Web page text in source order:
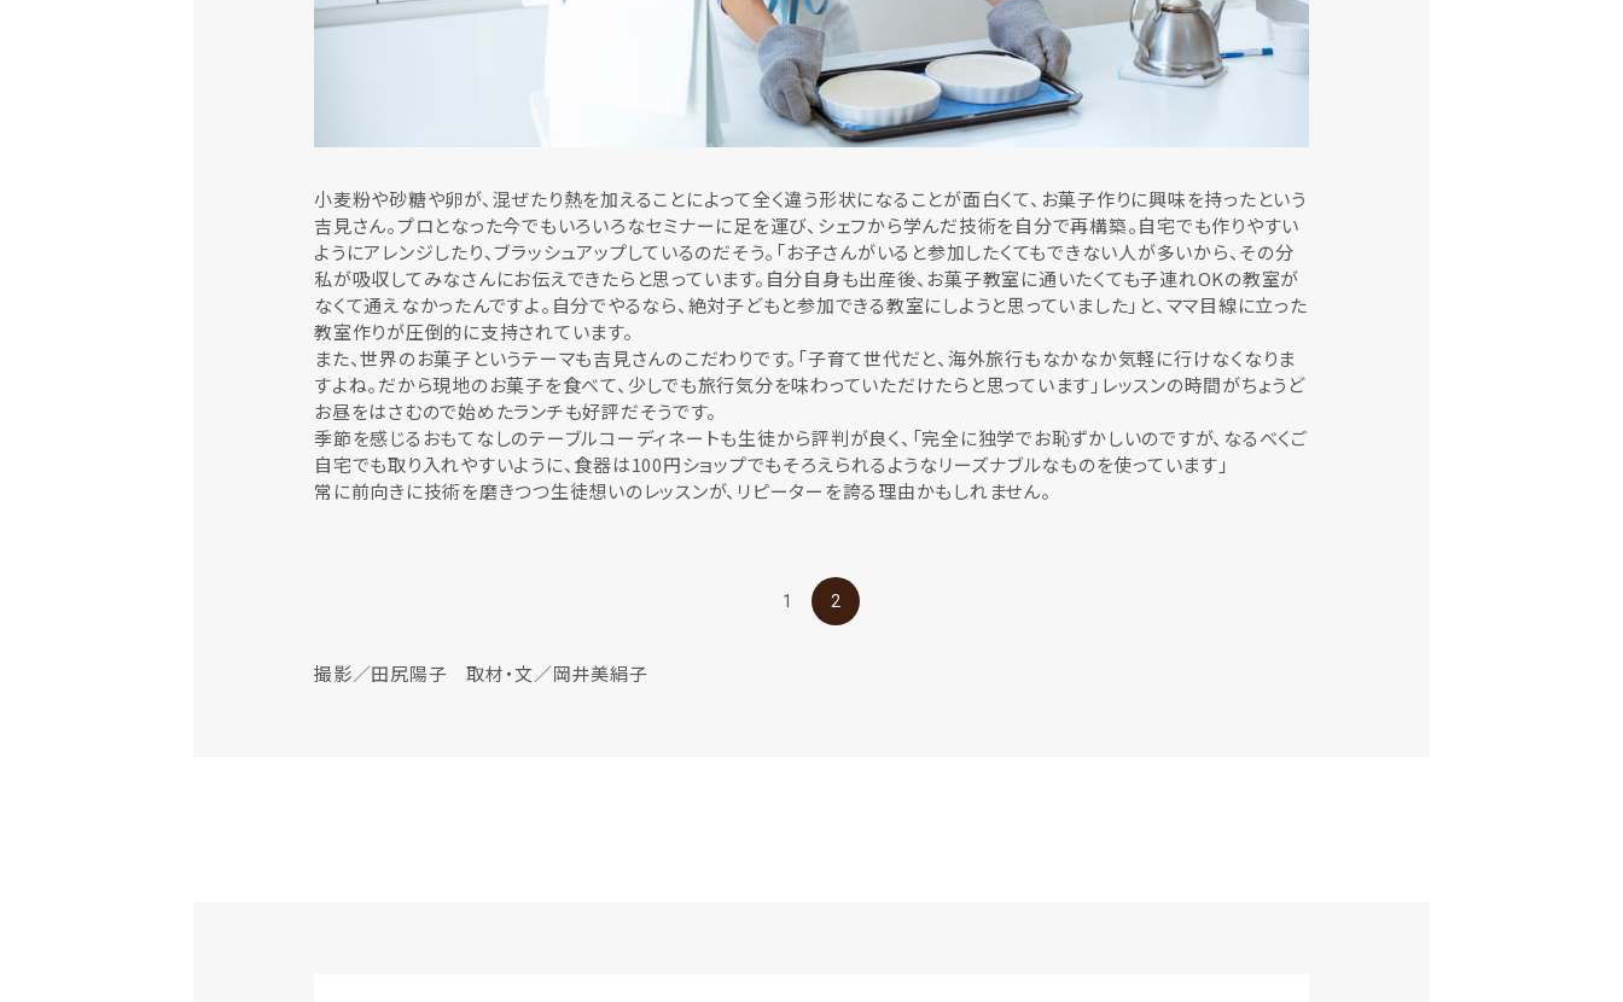
小麦粉や砂糖や卵が、混ぜたり熱を加えることによって全く違う形状になることが面白くて、お菓子作りに興味を持ったという
吉見さん。プロとなった今でもいろいろなセミナーに足を運び、シェフから学んだ技術を自分で再構築。自宅でも作りやすい
ようにアレンジしたり、ブラッシュアップしているのだそう。「お子さんがいると参加したくてもできない人が多いから、その分
私が吸収してみなさんにお伝えできたらと思っています。自分自身も出産後、お菓子教室に通いたくても子連れOKの教室が
なくて通えなかったんですよ。自分でやるなら、絶対子どもと参加できる教室にしようと思っていました」と、ママ目線に立った
教室作りが圧倒的に支持されています。
また、世界のお菓子というテーマも吉見さんのこだわりです。「子育て世代だと、海外旅行もなかなか気軽に行けなくなりま
すよね。だから現地のお菓子を食べて、少しでも旅行気分を味わっていただけたらと思っています」レッスンの時間がちょうど
お昼をはさむので始めたランチも好評だそうです。
季節を感じるおもてなしのテーブルコーディネートも生徒から評判が良く、「完全に独学でお恥ずかしいのですが、なるべくご
自宅でも取り入れやすいように、食器は100円ショップでもそろえられるようなリーズナブルなものを使っています」
常に前向きに技術を磨きつつ生徒想いのレッスンが、リピーターを誇る理由かもしれません。
1 2
撮影／田尻陽子 取材・文／岡井美絹子